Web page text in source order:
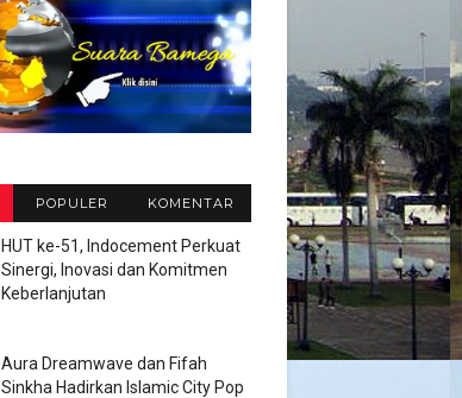
POPULER KOMENTAR
HUT ke-51, Indocement Perkuat
Sinergi, Inovasi dan Komitmen
Keberlanjutan
Aura Dreamwave dan Fifah
Sinkha Hadirkan Islamic City Pop